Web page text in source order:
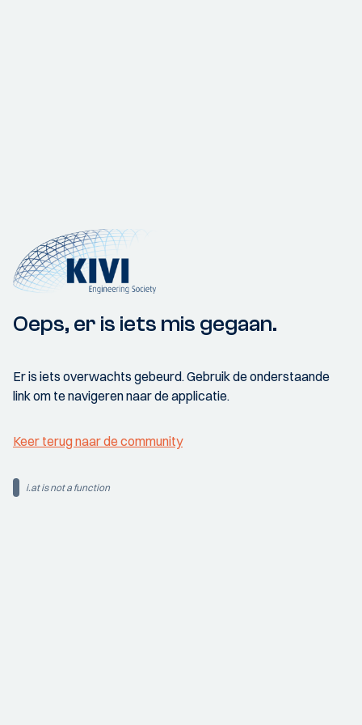
Oeps, er is iets mis gegaan.
Er is iets overwachts gebeurd. Gebruik de onderstaande
link om te navigeren naar de applicatie.
Keer terug naar de community
i.at is not a function